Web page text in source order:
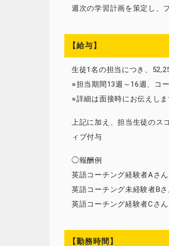
週次の学習計画を策定し、
【給与】
生徒1名の担当につき、
※担当期間13週～16週、コ
※詳細は面接時にお伝えしま
上記に加え、担当生徒のス
ィブ付与
◯報酬例
英語コーチング経験者A
英語コーチング未経験者B
英語コーチング経験者Cさ
【勤務時間】